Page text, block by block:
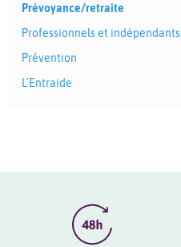
Prévoyance/retraite
Professionnels et indépendants
Prévention
L'Entraide